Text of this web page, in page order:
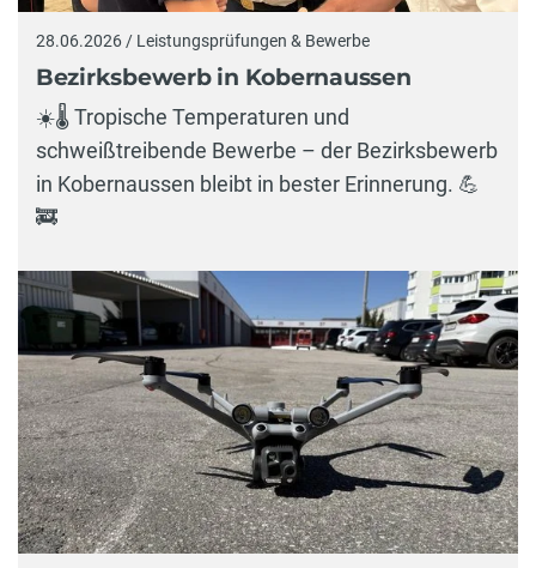
28.06.2026 / Leistungsprüfungen & Bewerbe
Bezirksbewerb in Kobernaussen
☀️🌡️ Tropische Temperaturen und
schweißtreibende Bewerbe – der Bezirksbewerb
in Kobernaussen bleibt in bester Erinnerung. 💪
🚒